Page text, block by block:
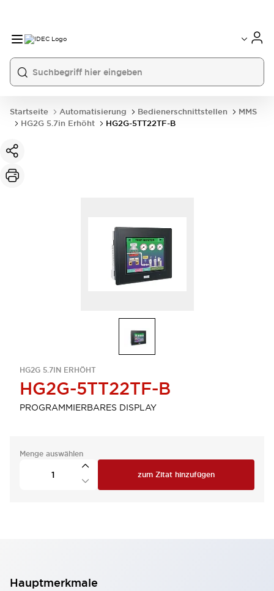
Startseite Automatisierung Bedienerschnittstellen
MMS
HG2G 5.7in Erhöht
HG2G-5TT22TF-B
HG2G 5.7IN ERHÖHT
HG2G-5TT22TF-B
PROGRAMMIERBARES DISPLAY
Menge auswählen
zum Zitat hinzufügen
Hauptmerkmale